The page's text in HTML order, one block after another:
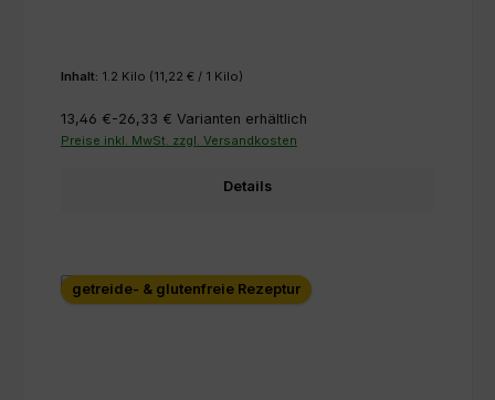
Inhalt: 1.2 Kilo (11,22 € / 1 Kilo)
13,46 €-26,33 € Varianten erhältlich
Preise inkl. MwSt. zzgl. Versandkosten
Details
getreide- & glutenfreie Rezeptur